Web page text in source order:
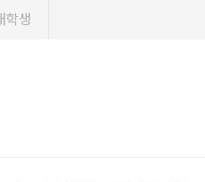
학생